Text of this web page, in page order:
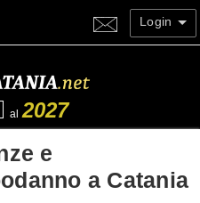
Login
al 2027
e
a Catania